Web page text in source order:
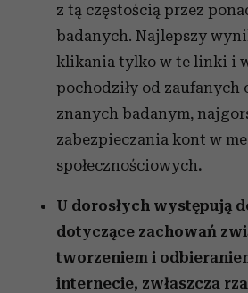
z tą częstością przez
badanych. Najlepszy
klikania tylko w te linki i
pochodziły od zaufanych
znanych badanym,
zabezpieczania kont w
społecznościowych.
U dorosłych występują
dotyczące zachowań
tworzeniem i
internecie, zwłaszcza